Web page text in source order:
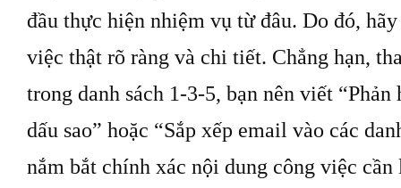
đầu thực hiện nhiệm vụ từ đâu. Do đó,
việc thật rõ ràng và chi tiết. Chẳng hạn,
trong danh sách 1-3-5, bạn nên viết
dấu sao” hoặc “Sắp xếp email vào các
nắm bắt chính xác nội dung công việc